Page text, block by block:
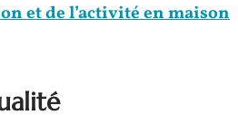
et de l’activité en maison